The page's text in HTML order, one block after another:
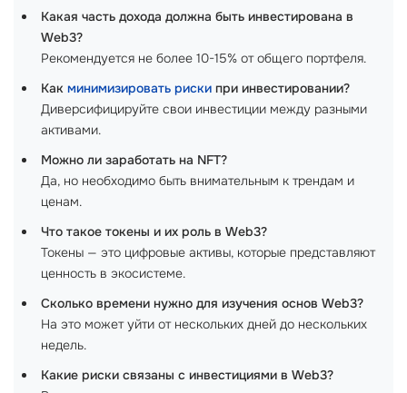
Какая часть дохода должна быть инвестирована в
Web3?
Рекомендуется не более 10-15% от общего портфеля.
Как минимизировать риски при инвестировании?
Диверсифицируйте свои инвестиции между разными
активами.
Можно ли заработать на NFT?
Да, но необходимо быть внимательным к трендам и
ценам.
Что такое токены и их роль в Web3?
Токены — это цифровые активы, которые представляют
ценность в экосистеме.
Сколько времени нужно для изучения основ Web3?
На это может уйти от нескольких дней до нескольких
недель.
Какие риски связаны с инвестициями в Web3?